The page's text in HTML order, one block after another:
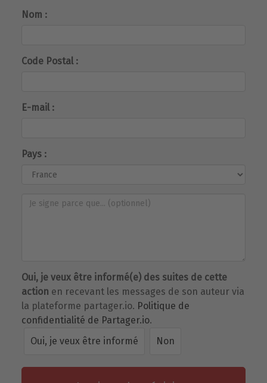
Nom :
Code Postal :
E-mail :
Pays :
Oui, je veux être informé(e) des suites de cette
action en recevant les messages de son auteur via
la plateforme partager.io. Politique de
confidentialité de Partager.io.
Oui, je veux être informé
Non